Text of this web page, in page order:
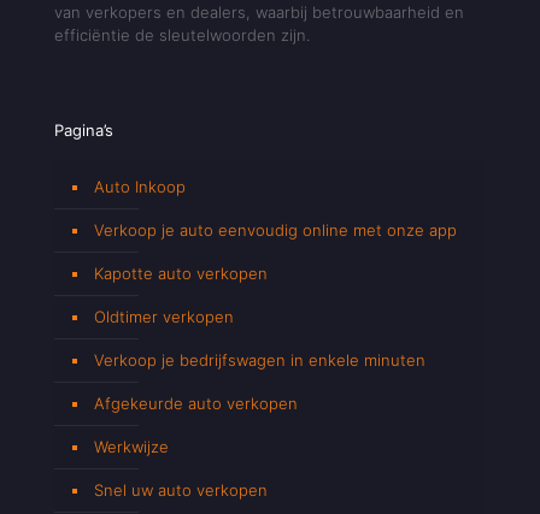
van verkopers en dealers, waarbij betrouwbaarheid en
efficiëntie de sleutelwoorden zijn.
Pagina’s
Auto Inkoop
Verkoop je auto eenvoudig online met onze app
Kapotte auto verkopen
Oldtimer verkopen
Verkoop je bedrijfswagen in enkele minuten
Afgekeurde auto verkopen
Werkwijze
Snel uw auto verkopen